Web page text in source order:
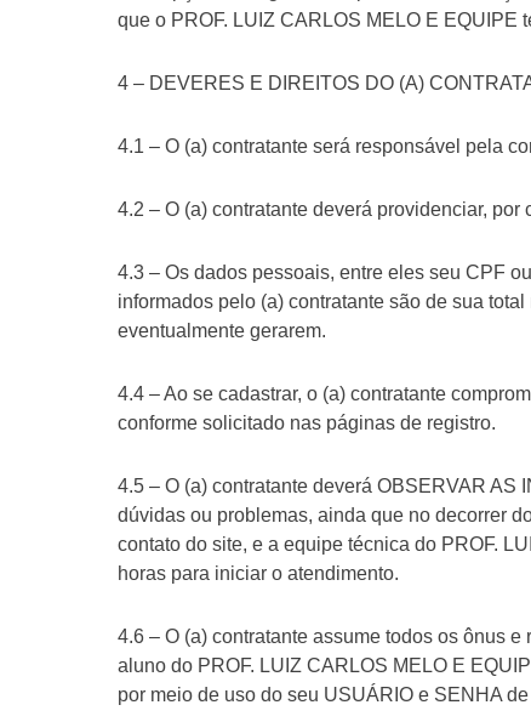
que o PROF. LUIZ CARLOS MELO E
4 – DEVERES E DIREITOS DO (A)
4.1 – O (a) contratante será responsável pela
4.2 – O (a) contratante deverá providenciar, por
4.3 – Os dados pessoais, entre eles seu CPF
informados pelo (a) contratante são de sua
eventualmente gerarem.
4.4 – Ao se cadastrar, o (a) contratante
conforme solicitado nas páginas de registro.
4.5 – O (a) contratante deverá OBSERVAR
dúvidas ou problemas, ainda que no decorrer
contato do site, e a equipe técnica do PROF.
horas para iniciar o atendimento.
4.6 – O (a) contratante assume todos os ônus
aluno do PROF. LUIZ CARLOS MELO E
por meio de uso do seu USUÁRIO e SENHA